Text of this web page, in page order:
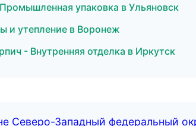
упаковка в Ульяновск
и утепление в Воронеж
- Внутренняя отделка в Иркутск
Северо-Западный федеральный